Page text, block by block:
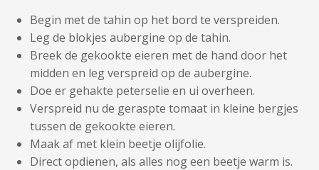
Begin met de tahin op het bord te verspreiden.
Leg de blokjes aubergine op de tahin.
Breek de gekookte eieren met de hand door het
midden en leg verspreid op de aubergine.
Doe er gehakte peterselie en ui overheen.
Verspreid nu de geraspte tomaat in kleine bergjes
tussen de gekookte eieren.
Maak af met klein beetje olijfolie.
Direct opdienen, als alles nog een beetje warm is.